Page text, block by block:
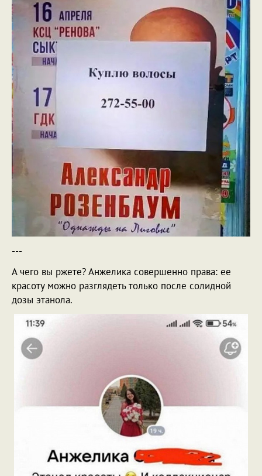
---
А чего вы ржете? Анжелика совершенно права: ее
красоту можно разглядеть только после солидной
дозы этанола.